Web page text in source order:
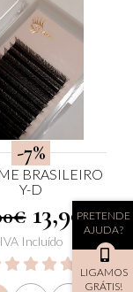
-7%
BRASILEIRO
Y-D
13,90€
IVA Incluído
PRETENDE
AJUDA?
LIGAMOS
GRÁTIS!